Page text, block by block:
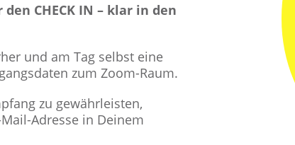
CHECK IN – klar in den
und am Tag selbst eine
zum Zoom-Raum.
zu gewährleisten,
Adresse in Deinem